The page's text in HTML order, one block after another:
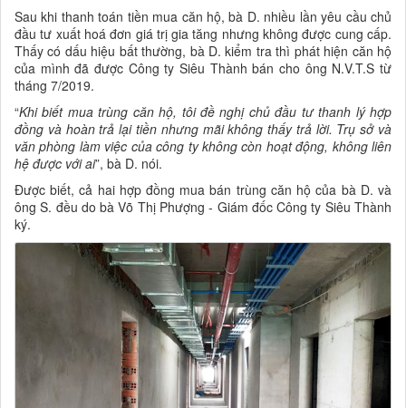
Sau khi thanh toán tiền mua căn hộ, bà D. nhiều lần yêu cầu chủ
đầu tư xuất hoá đơn giá trị gia tăng nhưng không được cung cấp.
Thấy có dấu hiệu bất thường, bà D. kiểm tra thì phát hiện căn hộ
của mình đã được Công ty Siêu Thành bán cho ông N.V.T.S từ
tháng 7/2019.
“Khi biết mua trùng căn hộ, tôi đề nghị chủ đầu tư thanh lý hợp
đồng và hoàn trả lại tiền nhưng mãi không thấy trả lời. Trụ sở và
văn phòng làm việc của công ty không còn hoạt động, không liên
hệ được với ai”, bà D. nói.
Được biết, cả hai hợp đồng mua bán trùng căn hộ của bà D. và
ông S. đều do bà Võ Thị Phượng - Giám đốc Công ty Siêu Thành
ký.